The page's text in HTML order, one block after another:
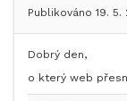
Publikováno 19. 5.
Dobrý den,
o který web